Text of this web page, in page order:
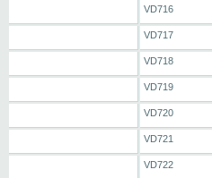
VD716
VD717
VD718
VD719
VD720
VD721
VD722